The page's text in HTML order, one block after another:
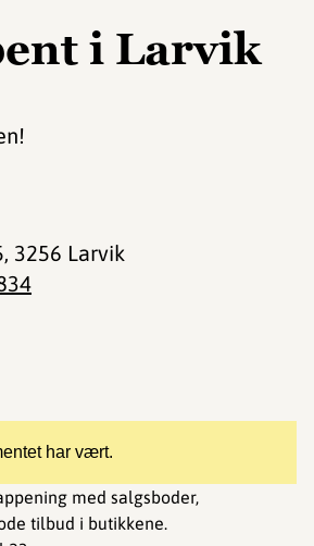
i Larvik
har vært.
med salgsboder,
tilbud i butikkene.
, 3256 Larvik